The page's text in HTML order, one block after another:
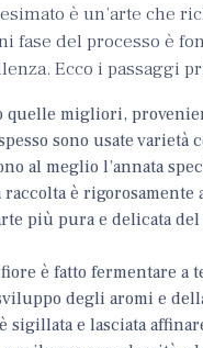
è un’arte che
del processo è
Ecco i passaggi
quelle migliori,
sono usate
al meglio l’annata
raccolta è
più pura e delicata
è fatto fermentare
degli aromi e
sigillata e lasciata